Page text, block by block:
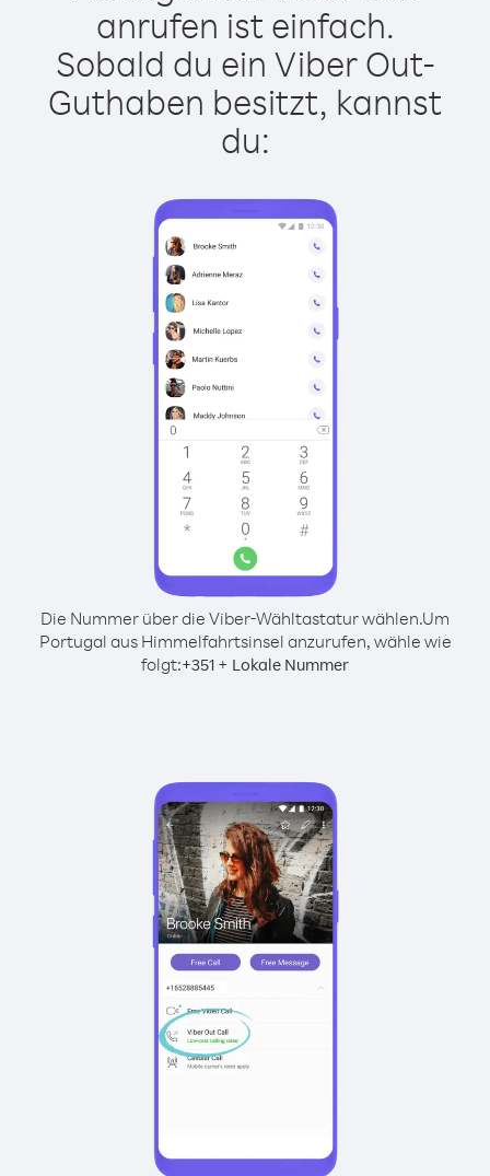
anrufen ist einfach.
Sobald du ein Viber Out-
Guthaben besitzt, kannst
du:
Die Nummer über die Viber-Wähltastatur wählen.Um
Portugal aus Himmelfahrtsinsel anzurufen, wähle wie
folgt:+351 + Lokale Nummer